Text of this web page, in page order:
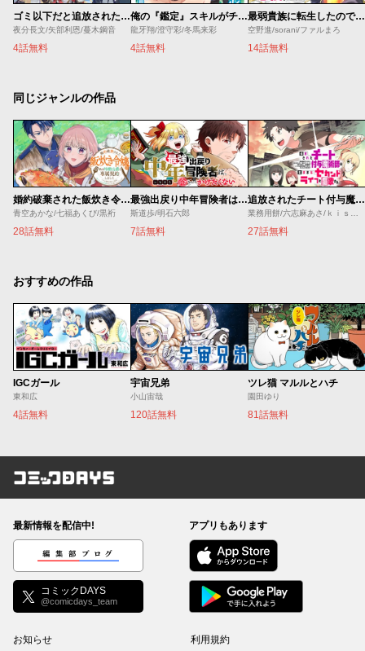
ゴミ以下だと追放された使用人、実は前世賢者です ～史上最強の賢者、世界最高峰の学園に通う～
夜分長文/矢部利恩/蔓木鋼音
4話無料
俺の『鑑定』スキルがチートすぎて
龍牙翔/澄守彩/冬馬来彩
4話無料
最弱貴族に転生したので悪役たちを集めてみた
空野進/sorani/ファルまろ
14話無料
同じジャンルの作品
婚約破棄された飯炊き令嬢の私は冷酷公爵と専属契約しました～ですが胃袋を掴んだ結果、冷たかった公爵様がどんどん優しくなっています～
青空あかな/七福あくび/黒裄
28話無料
最強出戻り中年冒険者は、今さら命なんてかけたくない
斯道歩/明石六郎
7話無料
追放されたチート付与魔術師は気ままなセカンドライフを謳歌する。 ～俺は武器だけじゃなく、あらゆるものに『強化ポイント』を付与できるし、俺の意思でいつでも効果を解除できるけど、残った人たち大丈夫？～
27話無料
おすすめの作品
IGCガール
東和広
4話無料
宇宙兄弟
小山宙哉
120話無料
ツレ猫 マルルとハチ
園田ゆり
81話無料
コミックDAYS
最新情報を配信中!
編集部ブログ
コミックDAYS
@comicdays_team
アプリもあります
お知らせ 利用規約